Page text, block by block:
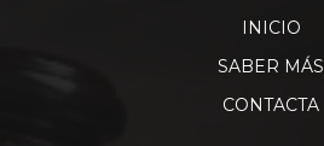
INICIO
SABER MÁS
CONTACTA